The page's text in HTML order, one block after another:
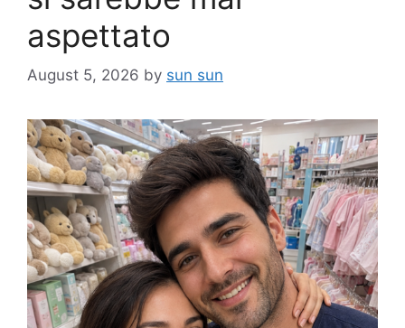
aspettato
August 5, 2026 by sun sun